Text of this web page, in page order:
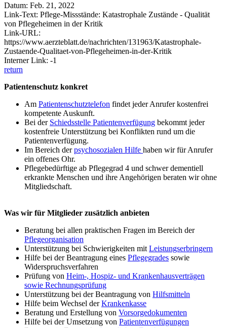
Datum: Feb. 21, 2022
Link-Text: Pflege-Missstände: Katastrophale Zustände - Qualität
von Pflegeheimen in der Kritik
Link-URL:
https://www.aerzteblatt.de/nachrichten/131963/Katastrophale-
Zustaende-Qualitaet-von-Pflegeheimen-in-der-Kritik
Interner Link: -1
return
Patientenschutz konkret
Am Patientenschutztelefon findet jeder Anrufer kostenfrei
kompetente Auskunft.
Bei der Schiedsstelle Patientenverfügung bekommt jeder
kostenfreie Unterstützung bei Konflikten rund um die
Patientenverfügung.
Im Bereich derpsychosozialen Hilfe haben wir für Anrufer
ein offenes Ohr.
Pflegebedürftige ab Pflegegrad 4 und schwer dementiell
erkrankte Menschen und ihre Angehörigen beraten wir ohne
Mitgliedschaft.
Was wir für Mitglieder zusätzlich anbieten
Beratung bei allen praktischen Fragen im Bereich der
Pflegeorganisation
Unterstützung bei Schwierigkeiten mit Leistungserbringern
Hilfe bei der Beantragung eines Pflegegrades sowie
Widerspruchsverfahren
Prüfung von Heim-, Hospiz- und Krankenhausverträgen
sowie Rechnungsprüfung
Unterstützung bei der Beantragung von Hilfsmitteln
Hilfe beim Wechsel derKrankenkasse
Beratung und Erstellung von Vorsorgedokumenten
Hilfe bei der Umsetzung von Patientenverfügungen